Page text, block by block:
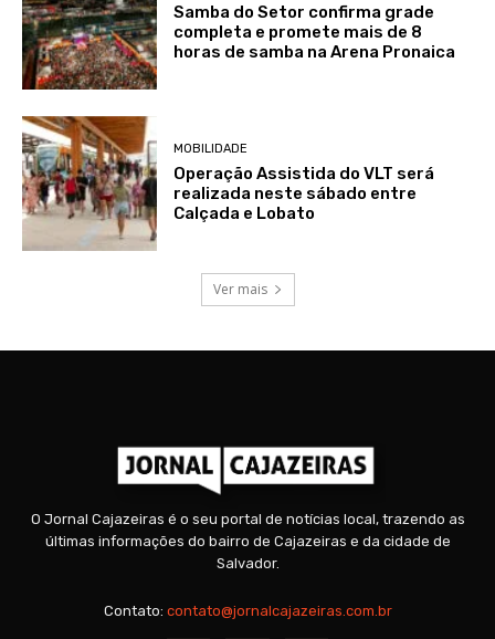
Samba do Setor confirma grade
completa e promete mais de 8
horas de samba na Arena Pronaica
MOBILIDADE
Operação Assistida do VLT será
realizada neste sábado entre
Calçada e Lobato
Ver mais
O Jornal Cajazeiras é o seu portal de notícias local, trazendo as
últimas informações do bairro de Cajazeiras e da cidade de
Salvador.
Contato: contato@jornalcajazeiras.com.br